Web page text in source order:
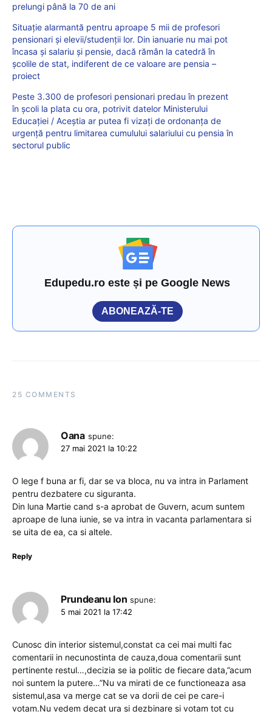
prelungi până la 70 de ani
Situaţie alarmantă pentru aproape 5 mii de profesori
pensionari şi elevii/studenţii lor. Din ianuarie nu mai pot
încasa şi salariu şi pensie, dacă rămân la catedră în
şcolile de stat, indiferent de ce valoare are pensia –
proiect
Peste 3.300 de profesori pensionari predau în prezent
în școli la plata cu ora, potrivit datelor Ministerului
Educației / Aceștia ar putea fi vizați de ordonanța de
urgență pentru limitarea cumulului salariului cu pensia în
sectorul public
Edupedu.ro este și pe Google News
ABONEAZĂ-TE
25 COMMENTS
Oana spune:
27 mai 2021 la 10:22
O lege f buna ar fi, dar se va bloca, nu va intra in Parlament
pentru dezbatere cu siguranta.
Din luna Martie cand s-a aprobat de Guvern, acum suntem
aproape de luna iunie, se va intra in vacanta parlamentara si
se uita de ea, ca si altele.
Reply
Prundeanu Ion spune:
5 mai 2021 la 17:42
Cunosc din interior sistemul,constat ca cei mai multi fac
comentarii in necunostinta de cauza,doua comentarii sunt
pertinente restul…,decizia se ia politic de fiecare data,”acum
noi suntem la putere…”Nu va mirati de ce functioneaza asa
sistemul,asa va merge cat se va dorii de cei pe care-i
votam.Nu vedem decat ura si dezbinare si votam tot cu